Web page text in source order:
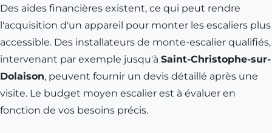
Des aides financières existent, ce qui peut rendre
l'acquisition d'un appareil pour monter les escaliers plus
accessible. Des installateurs de monte-escalier qualifiés,
intervenant par exemple jusqu'à Saint-Christophe-sur-
Dolaison, peuvent fournir un devis détaillé après une
visite. Le budget moyen escalier est à évaluer en
fonction de vos besoins précis.